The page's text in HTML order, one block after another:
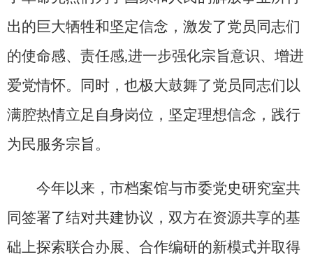
出的巨大牺牲和坚定信念，激发了党员同志们
的使命感、责任感,进一步强化宗旨意识、增进
爱党情怀。同时，也极大鼓舞了党员同志们以
满腔热情立足自身岗位，坚定理想信念，践行
为民服务宗旨。‌
今年以来，市档案馆与市委党史研究室共
同签署了结对共建协议，双方在资源共享的基
础上探索联合办展、合作编研的新模式并取得